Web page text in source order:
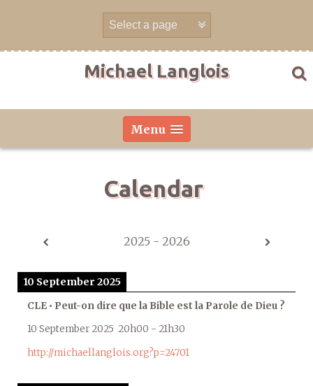
Michael Langlois
Menu
Calendar
2025 - 2026
10 September 2025
CLE • Peut-on dire que la Bible est la Parole de Dieu ?
10 September 2025 20h00 - 21h30
http://michaellanglois.org?p=24701